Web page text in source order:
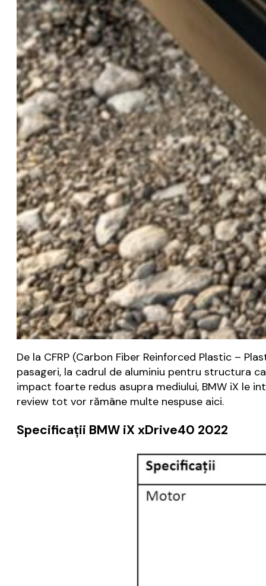
De la CFRP (Carbon Fiber Reinforced Plastic –
pasageri, la cadrul de aluminiu pentru structura
impact foarte redus asupra mediului, BMW iX le
review tot vor rămâne multe nespuse aici.
Specificații BMW iX xDrive40 2022